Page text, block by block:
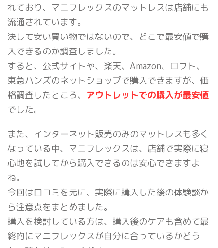
れており、マニフレックスのマットレスは店舗にも
流通されています。
決して安い買い物ではないので、どこで最安値で購
入できるのか調査しました。
すると、公式サイトや、楽天、Amazon、ロフト、
東急ハンズのネットショップで購入できますが、価
格調査したところ、 アウトレットでの購入が最安値
でした。
また、インターネット販売のみのマットレスも多く
なっている中、マニフレックスは、店舗で実際に寝
心地を試してから購入できるのは安心できますよ
ね。
今回は口コミを元に、実際に購入した後の体験談か
ら注意点をまとめました。
購入を検討している方は、購入後のケアも含めて最
終的にマニフレックスが自分に合っているかどう